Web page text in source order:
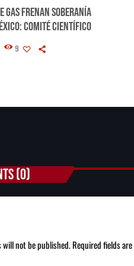
gas frenan soberanía
Comité científico
9
(0)
will not be published. Required fields